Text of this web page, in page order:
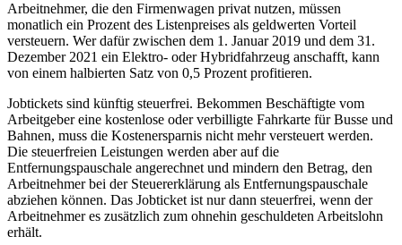
Arbeitnehmer, die den Firmenwagen privat nutzen, müssen
monatlich ein Prozent des Listenpreises als geldwerten Vorteil
versteuern. Wer dafür zwischen dem 1. Januar 2019 und dem 31.
Dezember 2021 ein Elektro- oder Hybridfahrzeug anschafft, kann
von einem halbierten Satz von 0,5 Prozent profitieren.
Jobtickets sind künftig steuerfrei. Bekommen Beschäftigte vom
Arbeitgeber eine kostenlose oder verbilligte Fahrkarte für Busse und
Bahnen, muss die Kostenersparnis nicht mehr versteuert werden.
Die steuerfreien Leistungen werden aber auf die
Entfernungspauschale angerechnet und mindern den Betrag, den
Arbeitnehmer bei der Steuererklärung als Entfernungspauschale
abziehen können. Das Jobticket ist nur dann steuerfrei, wenn der
Arbeitnehmer es zusätzlich zum ohnehin geschuldeten Arbeitslohn
erhält.